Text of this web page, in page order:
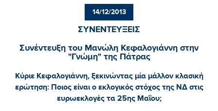
14/12/2013
ΣΥΝΕΝΤΕΥΞΕΙΣ
Συνέντευξη του Μανώλη Κεφαλογιάννη στην
"Γνώμη" της Πάτρας
Κύριε Κεφαλογιάννη, ξεκινώντας μία μάλλον κλασική
ερώτηση: Ποιος είναι ο εκλογικός στόχος της ΝΔ στις
ευρωεκλογές τα 25ης Μαΐου;